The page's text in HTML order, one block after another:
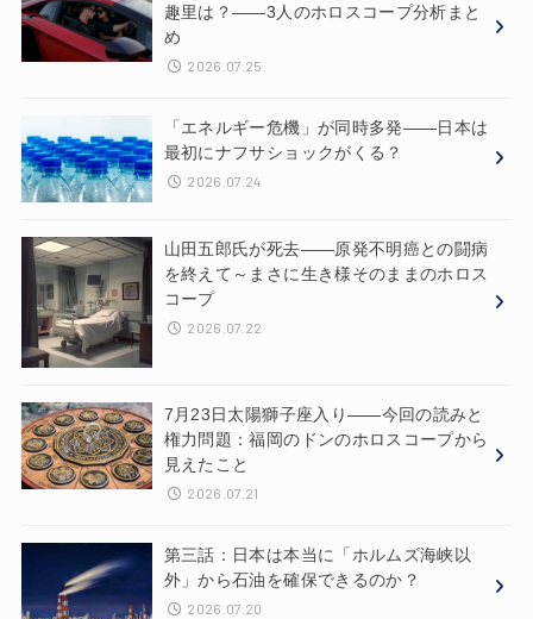
趣里は？——3人のホロスコープ分析まと
め
2026.07.25
「エネルギー危機」が同時多発——日本は
最初にナフサショックがくる？
2026.07.24
山田五郎氏が死去——原発不明癌との闘病
を終えて～まさに生き様そのままのホロス
コープ
2026.07.22
7月23日太陽獅子座入り——今回の読みと
権力問題：福岡のドンのホロスコープから
見えたこと
2026.07.21
第三話：日本は本当に「ホルムズ海峡以
外」から石油を確保できるのか？
2026.07.20